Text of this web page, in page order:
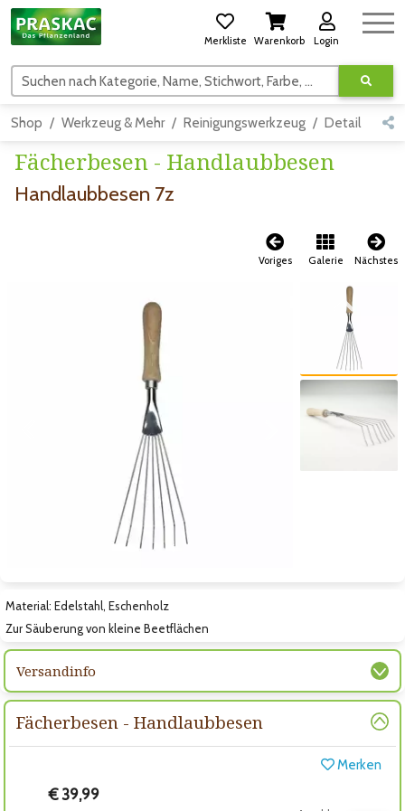
Merkliste Warenkorb Login
Suchen nach Kategorie, Name, Stichwort, Farbe, usw.
Shop Werkzeug & Mehr Reinigungswerkzeug Detail
Fächerbesen - Handlaubbesen
Handlaubbesen 7z
Voriges Galerie Nächstes
Zum nächsten Bild
Zum vorigen Bild
Material: Edelstahl, Eschenholz
Zur Säuberung von kleine Beetflächen
Versandinfo
Fächerbesen - Handlaubbesen
Merken
€ 39,99